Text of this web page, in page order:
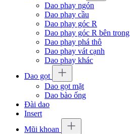
Dao phay ngón
Dao phay cầu
Dao phay góc R
Dao phay góc R bên trong
Dao phay phá thô
Dao phay vát cạnh
Dao phay khác
Dao gọt
Dao gọt mặt
Dao bào ống
Đài dao
Insert
Mũi khoan